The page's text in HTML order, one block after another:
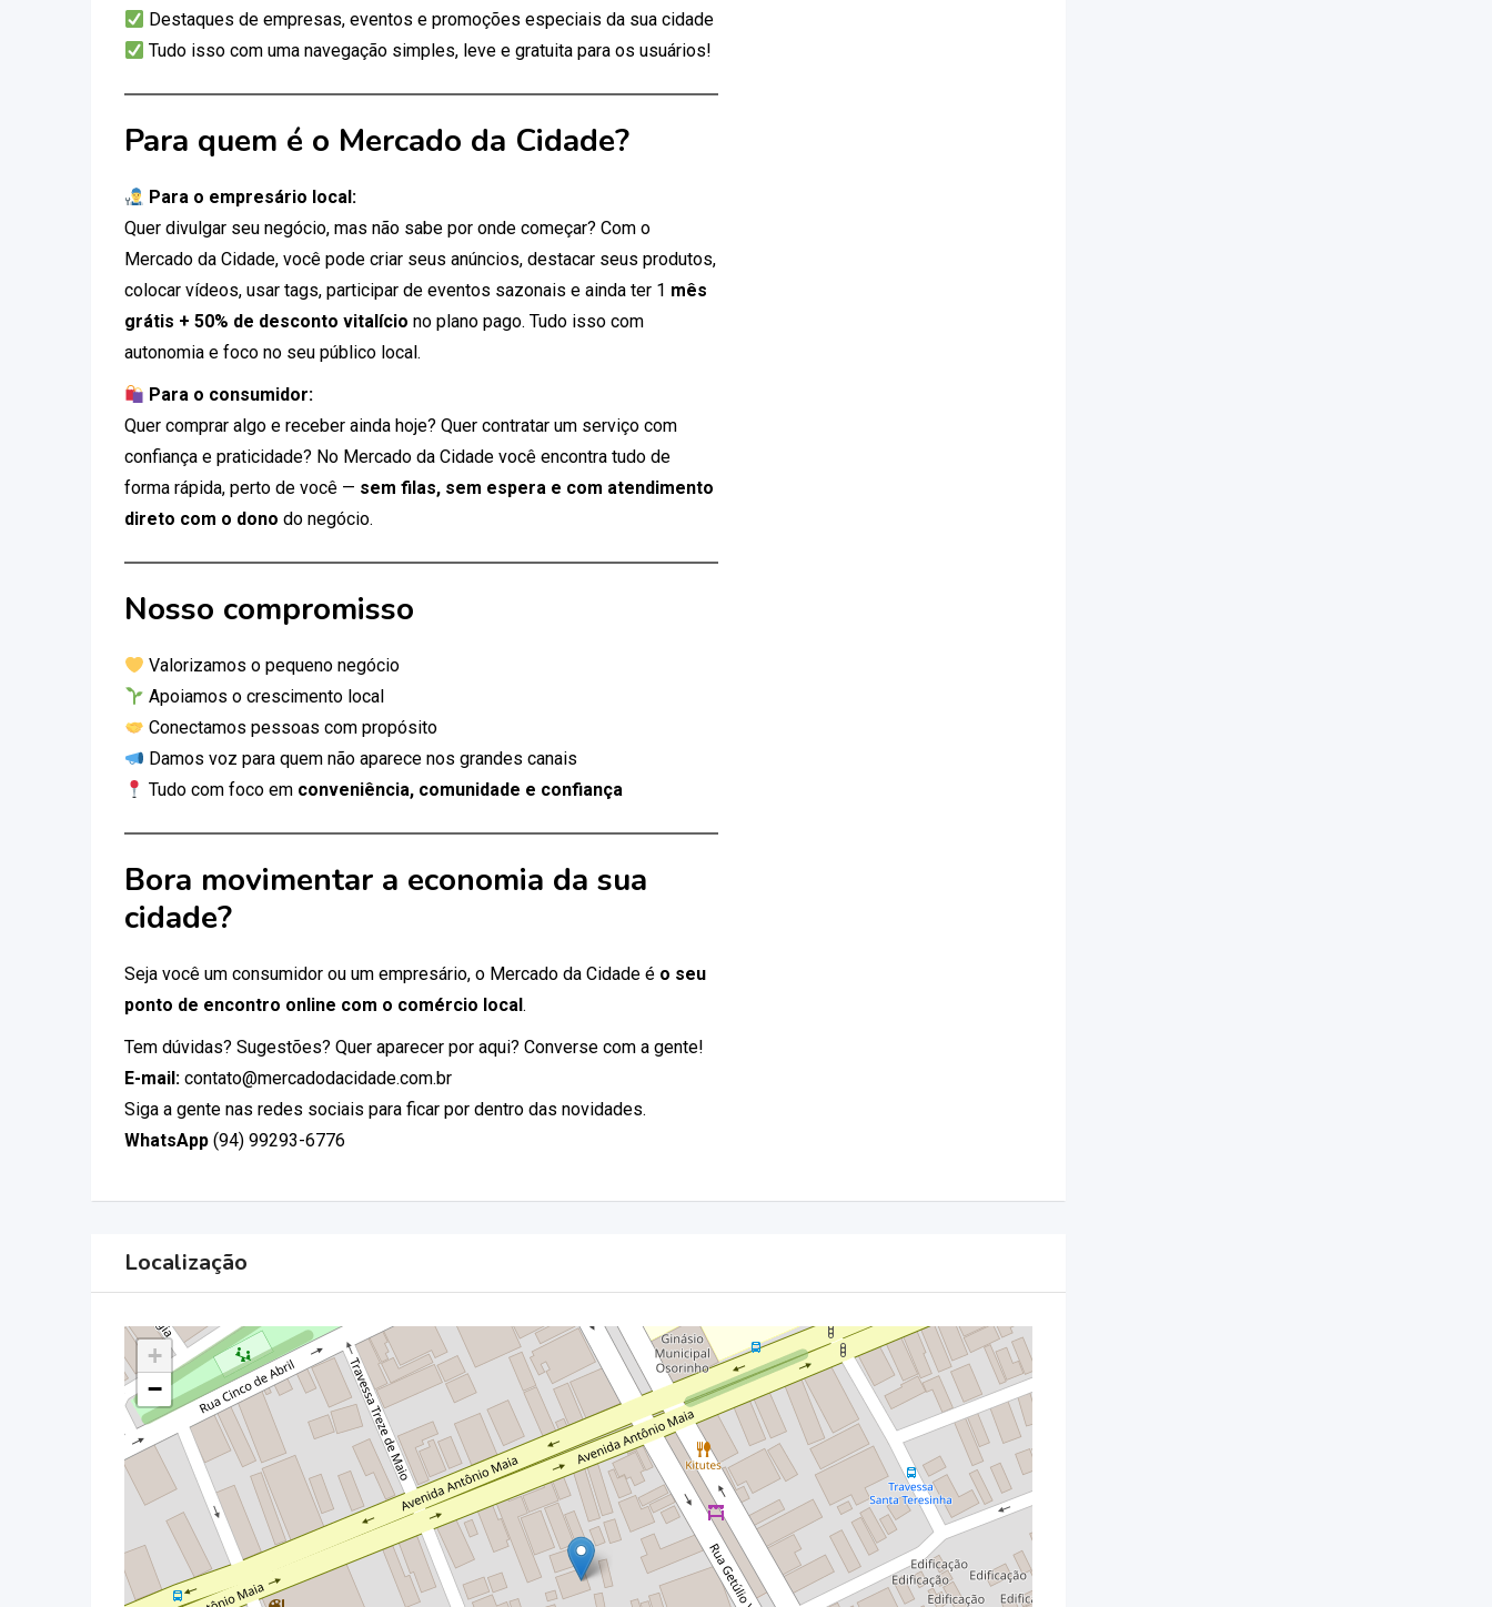
Destaques de empresas, eventos e promoções especiais da sua cidade
Tudo isso com uma navegação simples, leve e gratuita para os usuários!
Para quem é o Mercado da Cidade?
Para o empresário local:
Quer divulgar seu negócio, mas não sabe por onde começar? Com o
Mercado da Cidade, você pode criar seus anúncios, destacar seus produtos,
colocar vídeos, usar tags, participar de eventos sazonais e ainda ter 1 mês
grátis + 50% de desconto vitalício no plano pago. Tudo isso com
autonomia e foco no seu público local.
Para o consumidor:
Quer comprar algo e receber ainda hoje? Quer contratar um serviço com
confiança e praticidade? No Mercado da Cidade você encontra tudo de
forma rápida, perto de você — sem filas, sem espera e com atendimento
direto com o dono do negócio.
Nosso compromisso
Valorizamos o pequeno negócio
Apoiamos o crescimento local
Conectamos pessoas com propósito
Damos voz para quem não aparece nos grandes canais
Tudo com foco em conveniência, comunidade e confiança
Bora movimentar a economia da sua
cidade?
Seja você um consumidor ou um empresário, o Mercado da Cidade é o seu
ponto de encontro online com o comércio local.
Tem dúvidas? Sugestões? Quer aparecer por aqui? Converse com a gente!
E-mail: contato@mercadodacidade.com.br
Siga a gente nas redes sociais para ficar por dentro das novidades.
WhatsApp (94) 99293-6776
Localização
+
−